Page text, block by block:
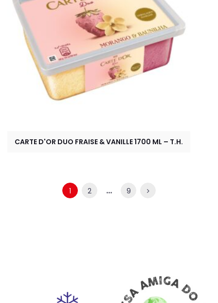
CARTE D'OR DUO FRAISE & VANILLE 1700 ML – T.H.
1 2 … 9